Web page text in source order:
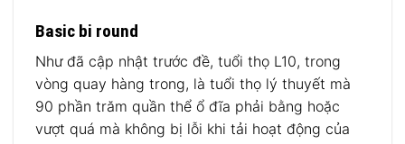
Basic bi round
Như đã cập nhật trước đề, tuổi thọ L10, trong
vòng quay hàng trong, là tuổi thọ lý thuyết mà
90 phần trăm quần thể ổ đĩa phải bằng hoặc
vượt quá mà không bị lỗi khi tải hoạt động của